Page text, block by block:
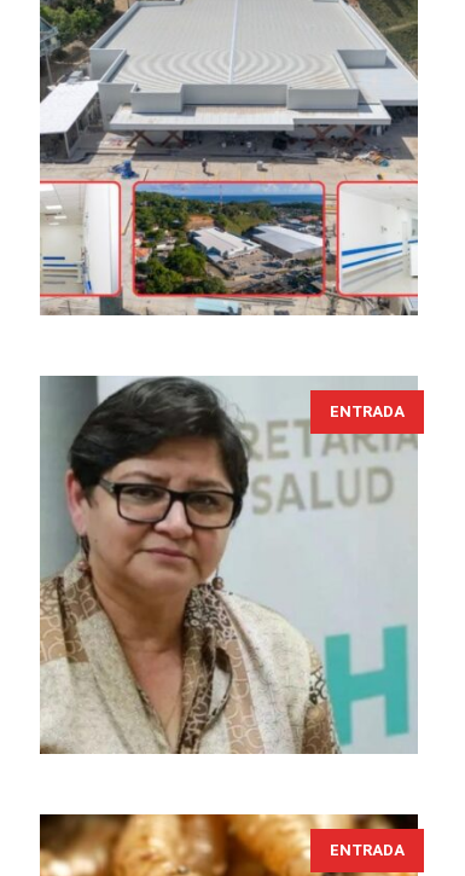
ENTRADA
ENTRADA